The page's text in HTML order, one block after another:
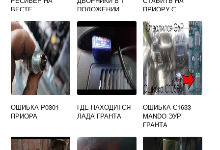
ВЕСТЕ
ПОЛОЖЕНИИ
ПРИОРУ С
ОШИБКА P0301
ПРИОРА
ГДЕ НАХОДИТСЯ
ЛАДА ГРАНТА
ОШИБКА С1633
MANDO ЭУР
ГРАНТА